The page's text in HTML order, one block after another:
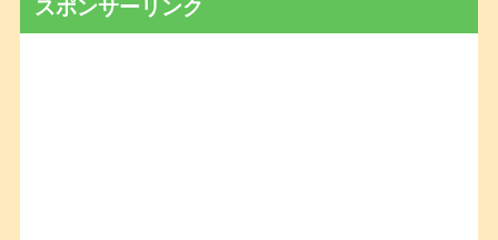
スポンサーリンク